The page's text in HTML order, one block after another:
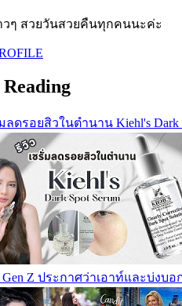
ๆ สวยวันสวยคืนทุกคนนะค่ะ
ลดรอยสิวในตำนาน Kiehl's
Z ประกาศว่าเอาท์และบ่งบอ